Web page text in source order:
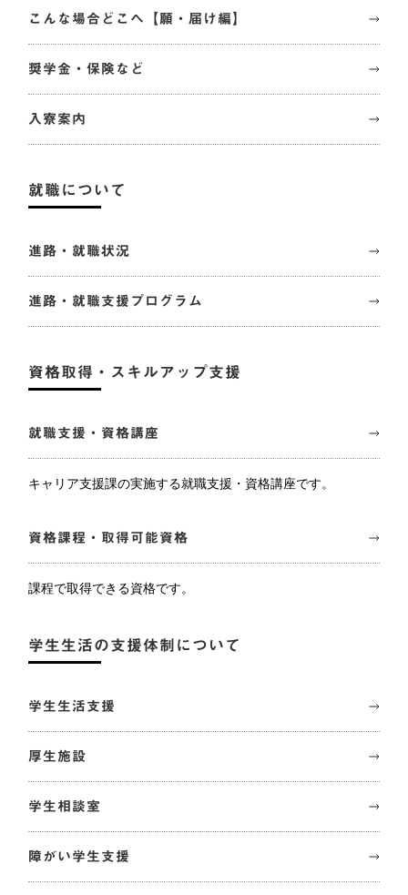
こんな場合どこへ【願・届け編】
奨学金・保険など
入寮案内
就職について
進路・就職状況
進路・就職支援プログラム
資格取得・スキルアップ支援
就職支援・資格講座
キャリア支援課の実施する就職支援・資格講座です。
資格課程・取得可能資格
課程で取得できる資格です。
学生生活の支援体制について
学生生活支援
厚生施設
学生相談室
障がい学生支援